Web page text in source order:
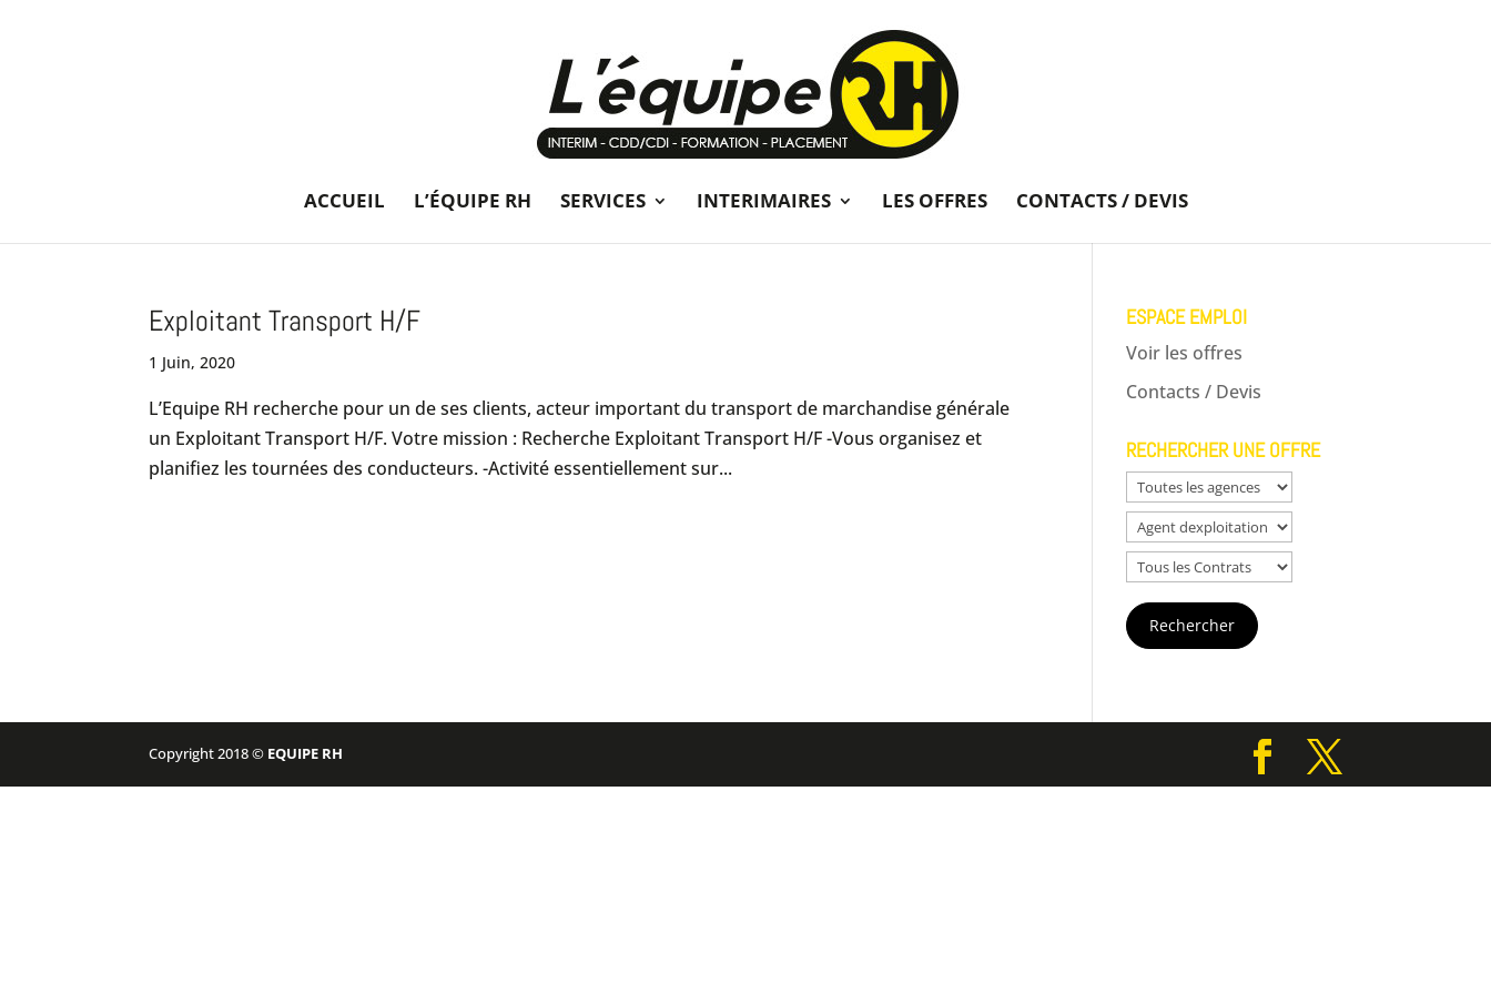
ACCUEIL L’ÉQUIPE RH SERVICES INTERIMAIRES LES OFFRES CONTACTS / DEVIS
Exploitant Transport H/F
1 Juin, 2020
L’Equipe RH recherche pour un de ses clients, acteur important du transport de marchandise générale
un Exploitant Transport H/F. Votre mission : Recherche Exploitant Transport H/F -Vous organisez et
planifiez les tournées des conducteurs. -Activité essentiellement sur...
ESPACE EMPLOI
Voir les offres
Contacts / Devis
RECHERCHER UNE OFFRE
Copyright 2018 © EQUIPE RH